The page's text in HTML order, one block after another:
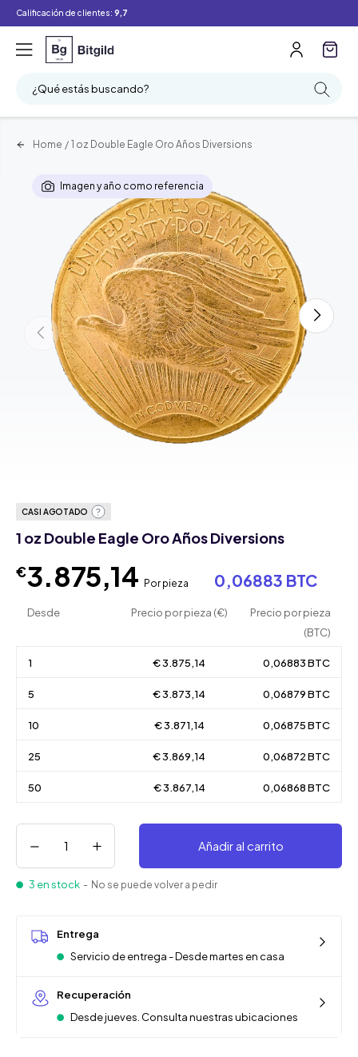
Calificación de clientes: 9,7
¿Qué estás buscando?
Home / 1 oz Double Eagle Oro Años Diversions
Imagen y año como referencia
CASI AGOTADO
1 oz Double Eagle Oro Años Diversions
€3.875,14 Por pieza 0,06883 BTC
Desde Precio por pieza (€)
Precio por pieza
(BTC)
1 € 3.875,14 0,06883 BTC
5 € 3.873,14 0,06879 BTC
10 € 3.871,14 0,06875 BTC
25 € 3.869,14 0,06872 BTC
50 € 3.867,14 0,06868 BTC
Añadir al carrito
3 en stock - No se puede volver a pedir
Entrega
Servicio de entrega - Desde martes en casa
Recuperación
Desde jueves. Consulta nuestras ubicaciones